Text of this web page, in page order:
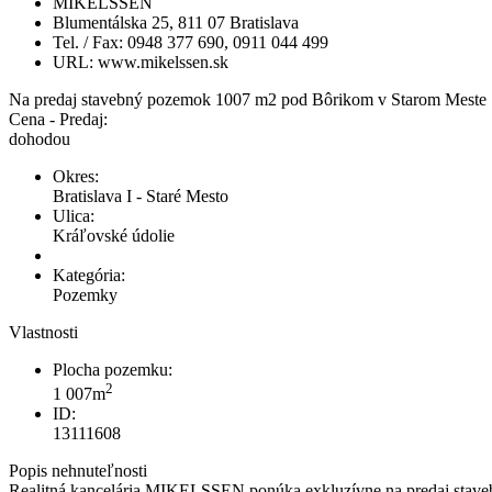
Blumentálska 25, 811 07 Bratislava
Tel. / Fax: 0948 377 690, 0911 044 499
URL: www.mikelssen.sk
Na predaj stavebný pozemok 1007 m2 pod Bôrikom v Starom Meste
Cena - Predaj:
dohodou
Okres:
Bratislava I - Staré Mesto
Ulica:
Kráľovské údolie
Kategória:
Pozemky
Vlastnosti
Plocha pozemku:
1 007m2
ID:
13111608
Popis nehnuteľnosti